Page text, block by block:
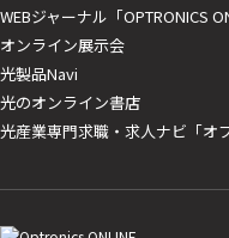
WEBジャーナル「OPTRONICS
オンライン展示会
光製品Navi
光のオンライン書店
光産業専門求職・求人ナビ「オ